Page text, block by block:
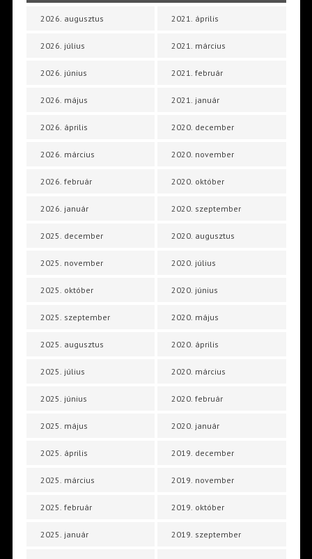
2026. augusztus
2026. július
2026. június
2026. május
2026. április
2026. március
2026. február
2026. január
2025. december
2025. november
2025. október
2025. szeptember
2025. augusztus
2025. július
2025. június
2025. május
2025. április
2025. március
2025. február
2025. január
2021. április
2021. március
2021. február
2021. január
2020. december
2020. november
2020. október
2020. szeptember
2020. augusztus
2020. július
2020. június
2020. május
2020. április
2020. március
2020. február
2020. január
2019. december
2019. november
2019. október
2019. szeptember